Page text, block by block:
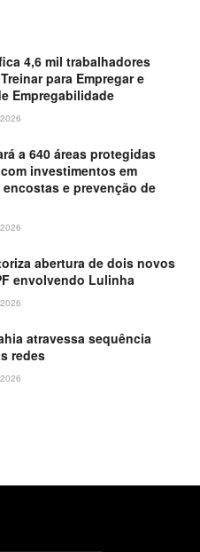
4,6 mil trabalhadores
para Empregar e
Empregabilidade
a 640 áreas protegidas
investimentos em
e prevenção de
abertura de dois novos
envolvendo Lulinha
atravessa sequência
redes